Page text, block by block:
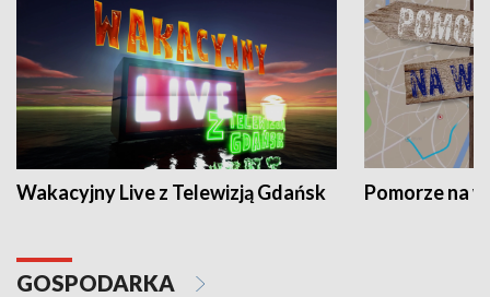
Wakacyjny Live z Telewizją Gdańsk Pomorze na
GOSPODARKA